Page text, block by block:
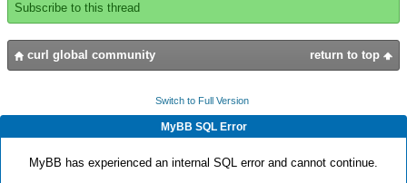
Subscribe to this thread
return to top
curl global community
Switch to Full Version
MyBB SQL Error
MyBB has experienced an internal SQL error and cannot continue.